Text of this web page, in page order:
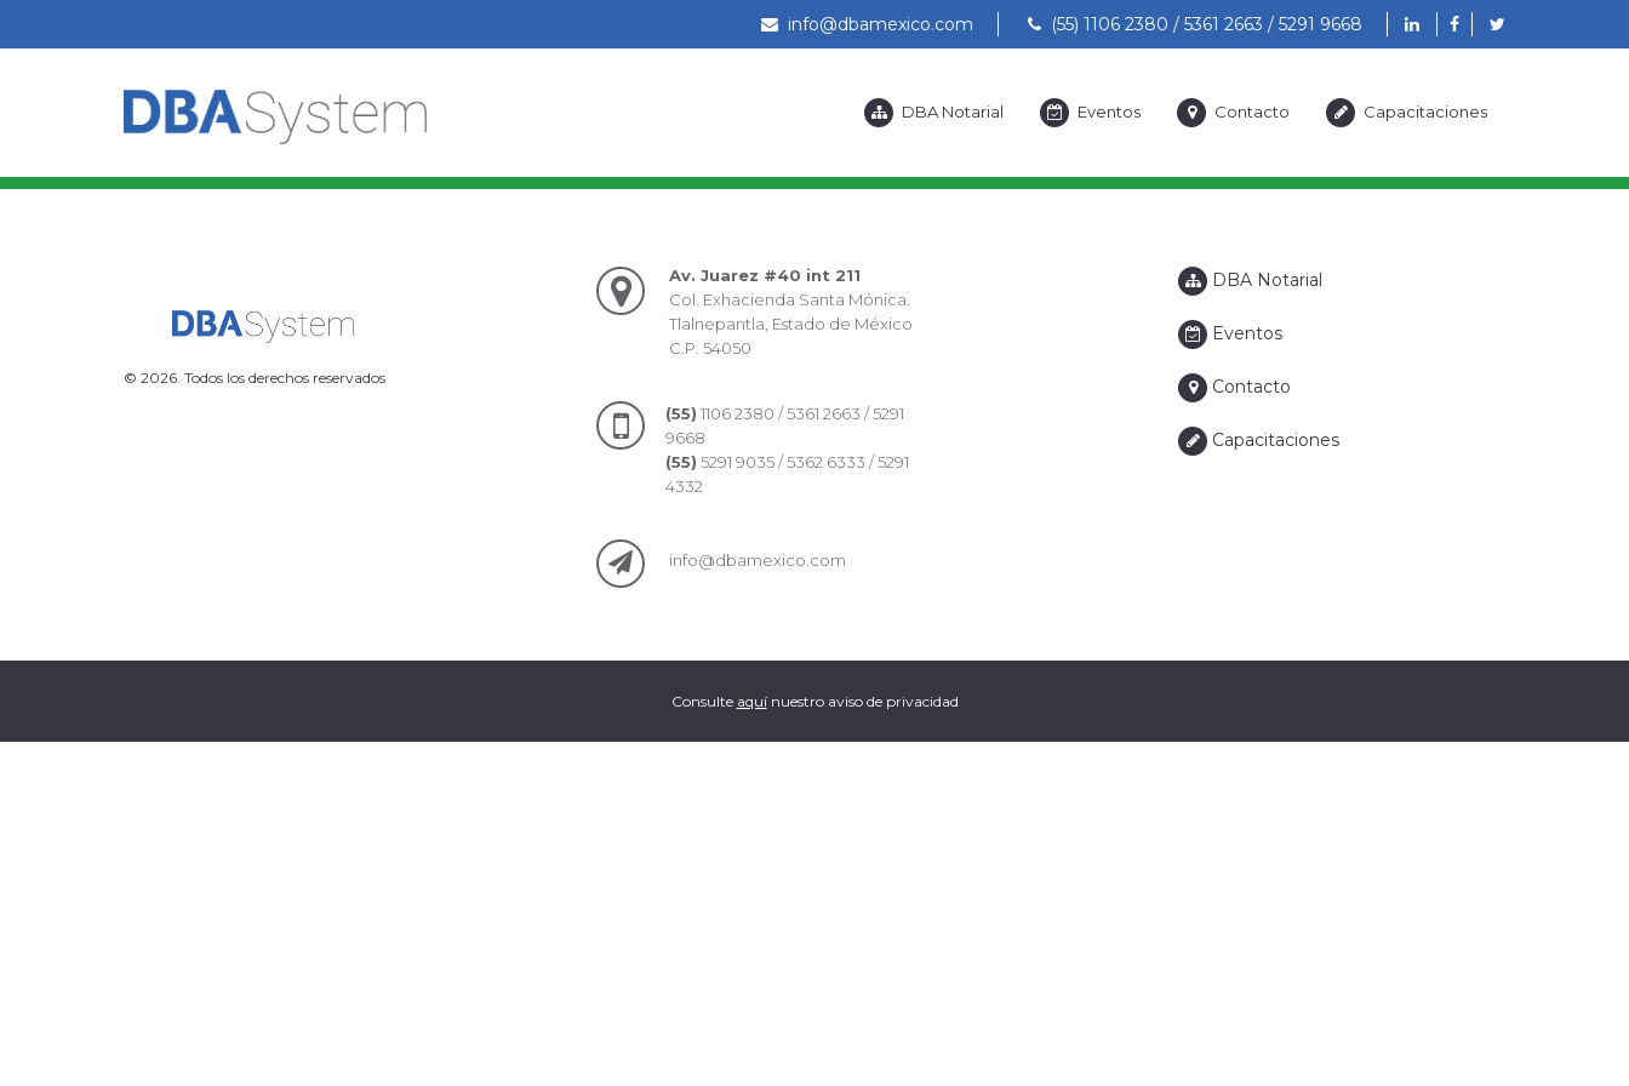
info@dbamexico.com (55) 1106 2380 / 5361 2663 / 5291 9668
DBA Notarial Eventos Contacto Capacitaciones
© 2026. Todos los derechos reservados
Av. Juarez #40 int 211
Col. Exhacienda Santa Mónica.
Tlalnepantla, Estado de México
C.P. 54050
(55) 1106 2380 / 5361 2663 / 5291
9668
(55) 5291 9035 / 5362 6333 / 5291
4332
info@dbamexico.com
DBA Notarial
Eventos
Contacto
Capacitaciones
Consulte aquínuestro aviso de privacidad